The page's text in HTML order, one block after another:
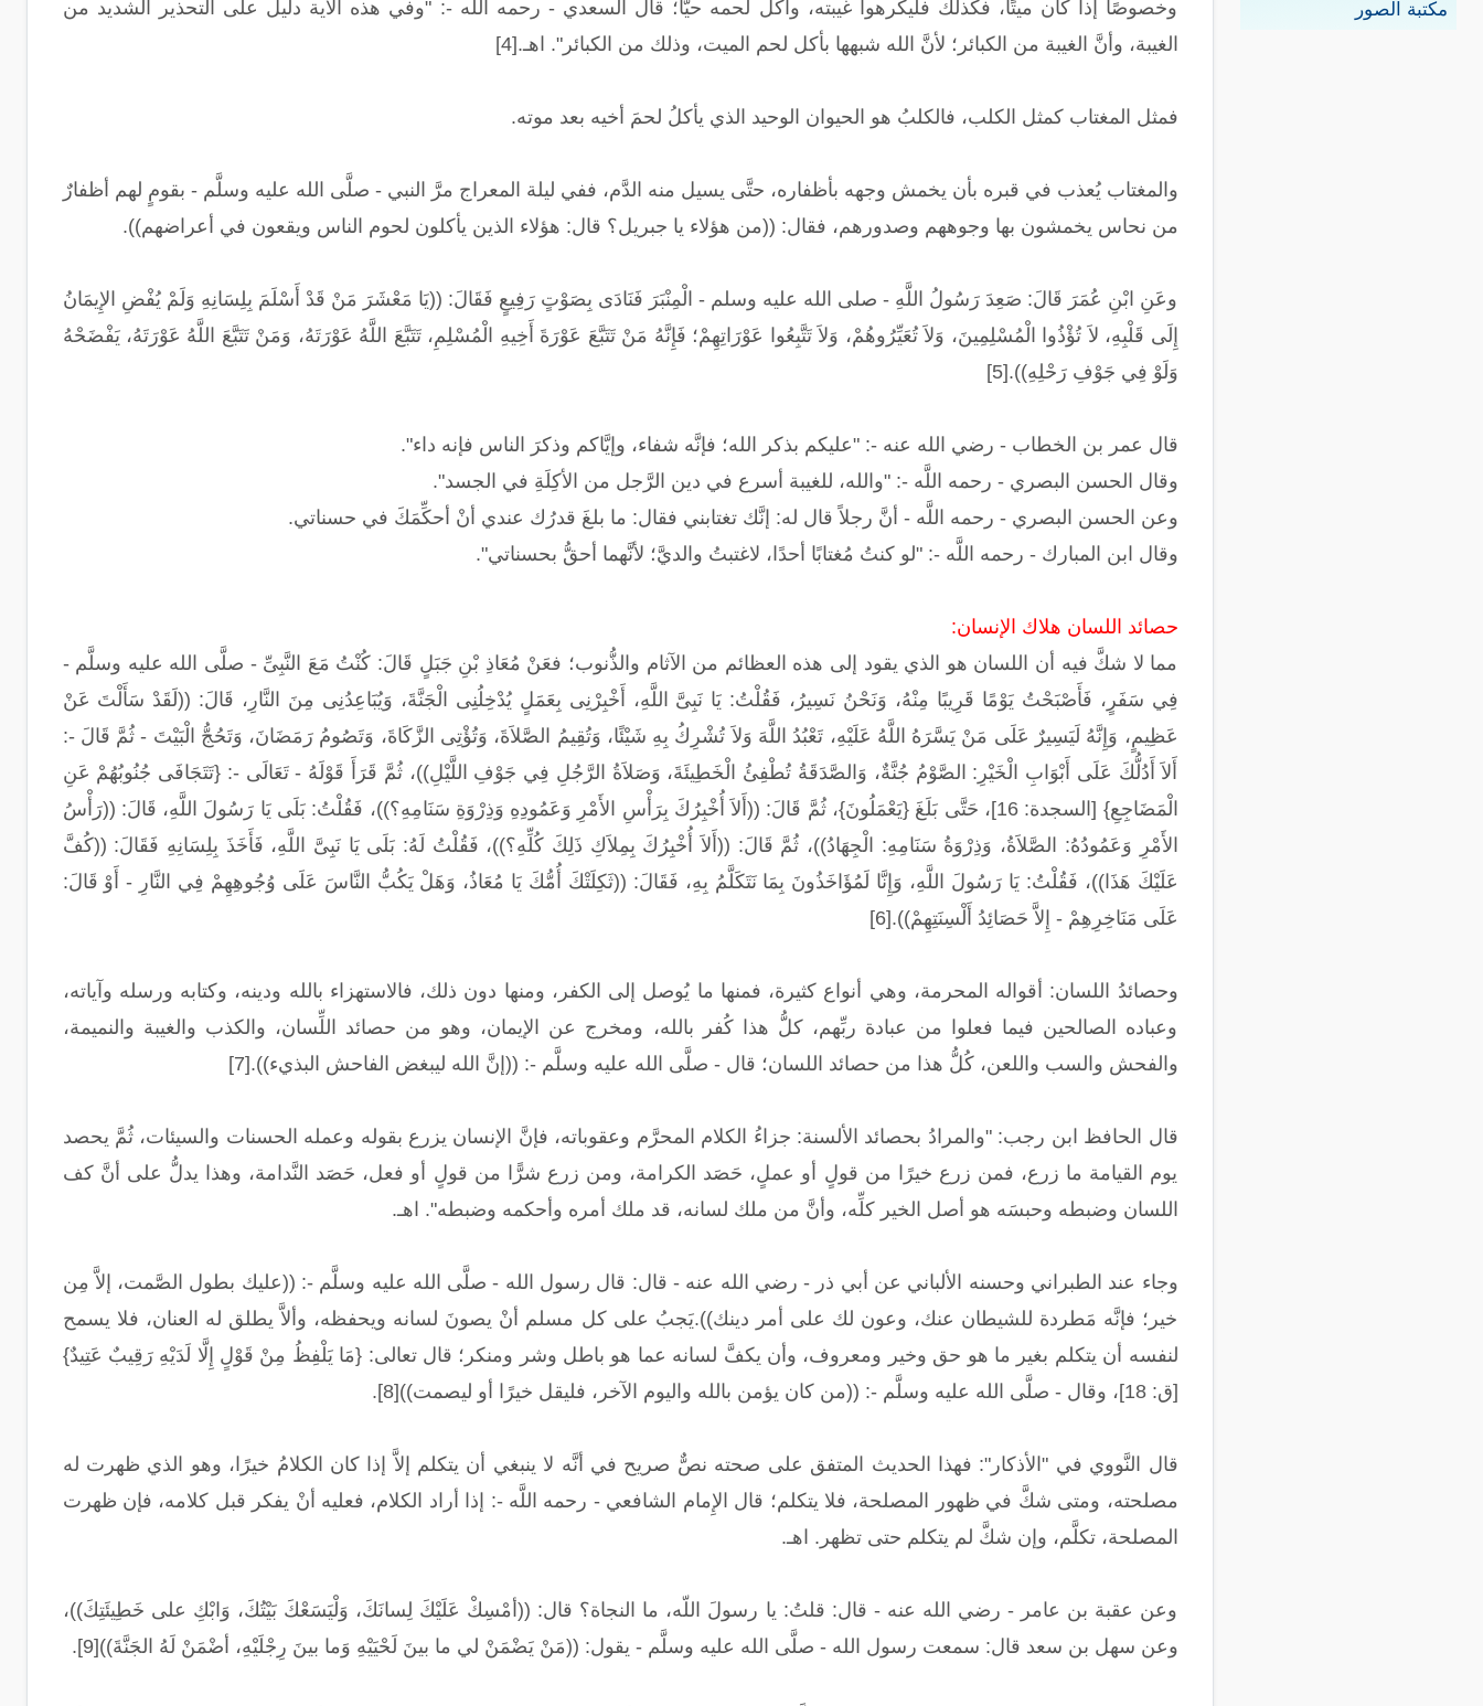
مكتبة الصور
وخصوصًا إذا كان ميتًا، فكذلك فليكرهوا غيبته، وأكل لحمه حيًّا؛ قال السعدي - رحمه الله -: "وفي هذه الآية دليل على التحذير الشديد من
الغيبة، وأنَّ الغيبة من الكبائر؛ لأنَّ الله شبهها بأكل لحم الميت، وذلك من الكبائر". اهـ.[4]
فمثل المغتاب كمثل الكلب، فالكلبُ هو الحيوان الوحيد الذي يأكلُ لحمَ أخيه بعد موته.
والمغتاب يُعذب في قبره بأن يخمش وجهه بأظفاره، حتَّى يسيل منه الدَّم، ففي ليلة المعراج مرَّ النبي - صلَّى الله عليه وسلَّم - بقومٍ لهم أظفارٌ
من نحاس يخمشون بها وجوههم وصدورهم، فقال: ((من هؤلاء يا جبريل؟ قال: هؤلاء الذين يأكلون لحوم الناس ويقعون في أعراضهم)).
وعَنِ ابْنِ عُمَرَ قَالَ: صَعِدَ رَسُولُ اللَّهِ - صلى الله عليه وسلم - الْمِنْبَرَ فَنَادَى بِصَوْتٍ رَفِيعٍ فَقَالَ: ((يَا مَعْشَرَ مَنْ قَدْ أَسْلَمَ بِلِسَانِهِ وَلَمْ يُفْضِ الإِيمَانُ
إِلَى قَلْبِهِ، لاَ تُؤْذُوا الْمُسْلِمِينَ، وَلاَ تُعَيِّرُوهُمْ، وَلاَ تَتَّبِعُوا عَوْرَاتِهِمْ؛ فَإِنَّهُ مَنْ تَتَبَّعَ عَوْرَةَ أَخِيهِ الْمُسْلِمِ، تَتَبَّعَ اللَّهُ عَوْرَتَهُ، وَمَنْ تَتَبَّعَ اللَّهُ عَوْرَتَهُ، يَفْضَحْهُ
وَلَوْ فِي جَوْفِ رَحْلِهِ)).[5]
قال عمر بن الخطاب - رضي الله عنه -: "عليكم بذكر الله؛ فإنَّه شفاء، وإيَّاكم وذكرَ الناس فإنه داء".
وقال الحسن البصري - رحمه اللَّه -: "والله، للغيبة أسرع في دين الرَّجل من الأكِلَةِ في الجسد".
وعن الحسن البصري - رحمه اللَّه - أنَّ رجلاً قال له: إنَّك تغتابني فقال: ما بلغَ قدرُك عندي أنْ أحكِّمَكَ في حسناتي.
وقال ابن المبارك - رحمه اللَّه -: "لو كنتُ مُغتابًا أحدًا، لاغتبتُ والديَّ؛ لأنَّهما أحقُّ بحسناتي".
حصائد اللسان هلاك الإنسان:
مما لا شكَّ فيه أن اللسان هو الذي يقود إلى هذه العظائم من الآثام والذُّنوب؛ فعَنْ مُعَاذِ بْنِ جَبَلٍ قَالَ: كُنْتُ مَعَ النَّبِىِّ - صلَّى الله عليه وسلَّم -
فِي سَفَرٍ، فَأَصْبَحْتُ يَوْمًا قَرِيبًا مِنْهُ، وَنَحْنُ نَسِيرُ، فَقُلْتُ: يَا نَبِىَّ اللَّهِ، أَخْبِرْنِى بِعَمَلٍ يُدْخِلُنِى الْجَنَّةَ، وَيُبَاعِدُنِى مِنَ النَّارِ، قَالَ: ((لَقَدْ سَأَلْتَ عَنْ
عَظِيمٍ، وَإِنَّهُ لَيَسِيرٌ عَلَى مَنْ يَسَّرَهُ اللَّهُ عَلَيْهِ، تَعْبُدُ اللَّهَ وَلاَ تُشْرِكُ بِهِ شَيْئًا، وَتُقِيمُ الصَّلاَةَ، وَتُؤْتِى الزَّكَاةَ، وَتَصُومُ رَمَضَانَ، وَتَحُجُّ الْبَيْتَ - ثُمَّ قَالَ -:
أَلاَ أَدُلُّكَ عَلَى أَبْوَابِ الْخَيْرِ: الصَّوْمُ جُنَّةٌ، وَالصَّدَقَةُ تُطْفِئُ الْخَطِيئَةَ، وَصَلاَةُ الرَّجُلِ فِي جَوْفِ اللَّيْلِ))، ثُمَّ قَرَأَ قَوْلَهُ - تَعَالَى -: {تَتَجَافَى جُنُوبُهُمْ عَنِ
الْمَضَاجِعِ} [السجدة: 16]، حَتَّى بَلَغَ {يَعْمَلُونَ}، ثُمَّ قَالَ: ((أَلاَ أُخْبِرُكَ بِرَأْسِ الأَمْرِ وَعَمُودِهِ وَذِرْوَةِ سَنَامِهِ؟))، فَقُلْتُ: بَلَى يَا رَسُولَ اللَّهِ، قَالَ: ((رَأْسُ
الأَمْرِ وَعَمُودُهُ: الصَّلاَةُ، وَذِرْوَةُ سَنَامِهِ: الْجِهَادُ))، ثُمَّ قَالَ: ((أَلاَ أُخْبِرُكَ بِمِلاَكِ ذَلِكَ كُلِّهِ؟))، فَقُلْتُ لَهُ: بَلَى يَا نَبِىَّ اللَّهِ، فَأَخَذَ بِلِسَانِهِ فَقَالَ: ((كُفَّ
عَلَيْكَ هَذَا))، فَقُلْتُ: يَا رَسُولَ اللَّهِ، وَإِنَّا لَمُؤَاخَذُونَ بِمَا نَتَكَلَّمُ بِهِ، فَقَالَ: ((ثَكِلَتْكَ أُمُّكَ يَا مُعَاذُ، وَهَلْ يَكُبُّ النَّاسَ عَلَى وُجُوهِهِمْ فِي النَّارِ - أَوْ قَالَ:
عَلَى مَنَاخِرِهِمْ - إِلاَّ حَصَائِدُ أَلْسِنَتِهِمْ)).[6]
وحصائدُ اللسان: أقواله المحرمة، وهي أنواع كثيرة، فمنها ما يُوصل إلى الكفر، ومنها دون ذلك، فالاستهزاء بالله ودينه، وكتابه ورسله وآياته،
وعباده الصالحين فيما فعلوا من عبادة ربِّهم، كلُّ هذا كُفر بالله، ومخرج عن الإيمان، وهو من حصائد اللِّسان، والكذب والغيبة والنميمة،
والفحش والسب واللعن، كُلُّ هذا من حصائد اللسان؛ قال - صلَّى الله عليه وسلَّم -: ((إنَّ الله ليبغض الفاحش البذيء)).[7]
قال الحافظ ابن رجب: "والمرادُ بحصائد الألسنة: جزاءُ الكلام المحرَّم وعقوباته، فإنَّ الإنسان يزرع بقوله وعمله الحسنات والسيئات، ثُمَّ يحصد
يوم القيامة ما زرع، فمن زرع خيرًا من قولٍ أو عملٍ، حَصَد الكرامة، ومن زرع شرًّا من قولٍ أو فعل، حَصَد النَّدامة، وهذا يدلُّ على أنَّ كف
اللسان وضبطه وحبسَه هو أصل الخير كلِّه، وأنَّ من ملك لسانه، قد ملك أمره وأحكمه وضبطه". اهـ.
وجاء عند الطبراني وحسنه الألباني عن أبي ذر - رضي الله عنه - قال: قال رسول الله - صلَّى الله عليه وسلَّم -: ((عليك بطول الصَّمت، إلاَّ مِن
خير؛ فإنَّه مَطردة للشيطان عنك، وعون لك على أمر دينك)).يَجبُ على كل مسلم أنْ يصونَ لسانه ويحفظه، وألاَّ يطلق له العنان، فلا يسمح
لنفسه أن يتكلم بغير ما هو حق وخير ومعروف، وأن يكفَّ لسانه عما هو باطل وشر ومنكر؛ قال تعالى: {مَا يَلْفِظُ مِنْ قَوْلٍ إِلَّا لَدَيْهِ رَقِيبٌ عَتِيدٌ}
[ق: 18]، وقال - صلَّى الله عليه وسلَّم -: ((من كان يؤمن بالله واليوم الآخر، فليقل خيرًا أو ليصمت))[8].
قال النَّووي في "الأذكار": فهذا الحديث المتفق على صحته نصٌّ صريح في أنَّه لا ينبغي أن يتكلم إلاَّ إذا كان الكلامُ خيرًا، وهو الذي ظهرت له
مصلحته، ومتى شكَّ في ظهور المصلحة، فلا يتكلم؛ قال الإِمام الشافعي - رحمه اللَّه -: إذا أراد الكلام، فعليه أنْ يفكر قبل كلامه، فإن ظهرت
المصلحة، تكلَّم، وإن شكَّ لم يتكلم حتى تظهر. اهـ.
وعن عقبة بن عامر - رضي الله عنه - قال: قلتُ: يا رسولَ اللّه، ما النجاة؟ قال: ((أمْسِكْ عَلَيْكَ لِسانَكَ، وَلْيَسَعْكَ بَيْتُكَ، وَابْكِ على خَطِيئَتِكَ))،
وعن سهل بن سعد قال: سمعت رسول الله - صلَّى الله عليه وسلَّم - يقول: ((مَنْ يَضْمَنْ لي ما بينَ لَحْيَيْهِ وَما بينَ رِجْلَيْهِ، أضْمَنْ لَهُ الجَنَّةَ))[9].